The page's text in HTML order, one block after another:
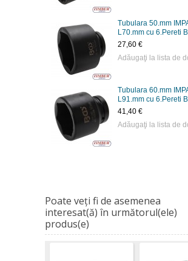
Tubulara 50.mm
L70.mm cu 6.Pereti
27,60 €
Adăugaţi la lista de
Tubulara 60.mm
L91.mm cu 6.Pereti
41,40 €
Adăugaţi la lista de
Poate veţi fi de asemenea
interesat(ă) în următorul(ele)
produs(e)